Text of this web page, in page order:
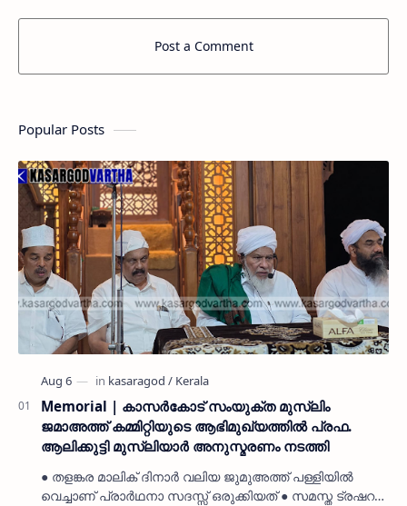
Post a Comment
Popular Posts
Memorial | കാസർകോട് സംയുക്ത മുസ്ലിം
ജമാഅത്ത് കമ്മിറ്റിയുടെ ആഭിമുഖ്യത്തിൽ പ്രഫ.
ആലിക്കുട്ടി മുസ്ലിയാർ അനുസ്മരണം നടത്തി
● തളങ്കര മാലിക് ദിനാർ വലിയ ജുമുഅത്ത് പള്ളിയിൽ
വെച്ചാണ് പ്രാർഥനാ സദസ്സ് ഒരുക്കിയത് ● സമസ്ത ട്രഷറർ